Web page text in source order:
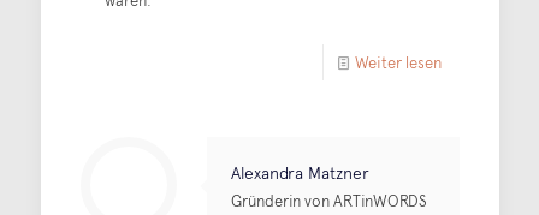
Weiter lesen
Alexandra Matzner
Gründerin von ARTinWORDS